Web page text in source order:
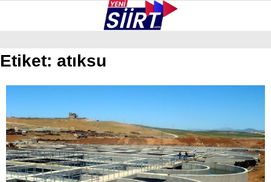
GALERİ VİDEO YAZARLAR
ERUH
BAYKAN
PERVARI
Etiket: atıksu